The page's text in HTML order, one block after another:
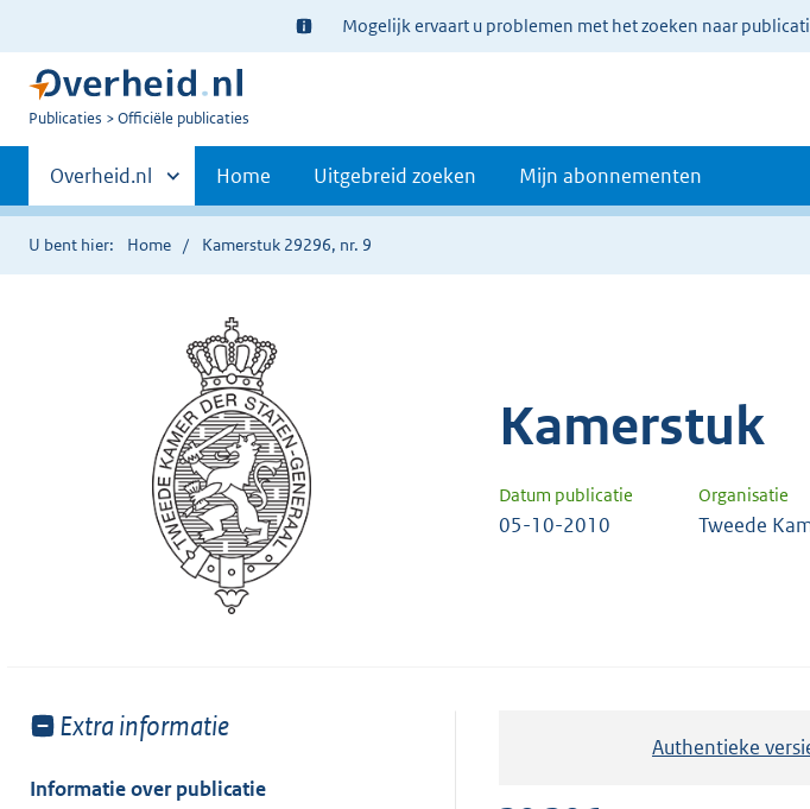
Ter
informatie:
Mogelijk ervaart u problemen met het zoeken naar
U
Publicaties Officiële publicaties
Primaire
navigatie
Andere
sites
binnen
Overheid.nl Home Uitgebreid zoeken Mijn abonnementen
U bent hier: Home Kamerstuk 29296, nr. 9
Kamerstuk
Datum publicatie Organisatie
05-10-2010 Tweede
Toon
van:
Extra informatie
Informatie over publicatie
Authentieke